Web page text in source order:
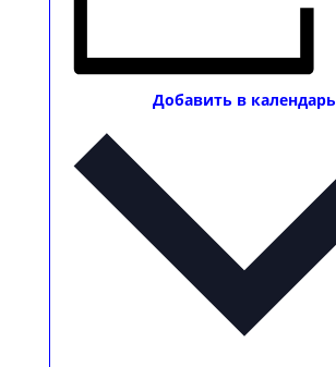
Добавить в календарь